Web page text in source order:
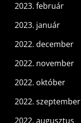
2023. február
2023. január
2022. december
2022. november
2022. október
2022. szeptember
2022. augusztus